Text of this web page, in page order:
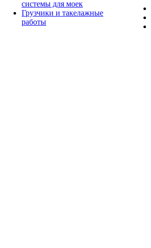
системы для моек
Грузчики и такелажные
работы